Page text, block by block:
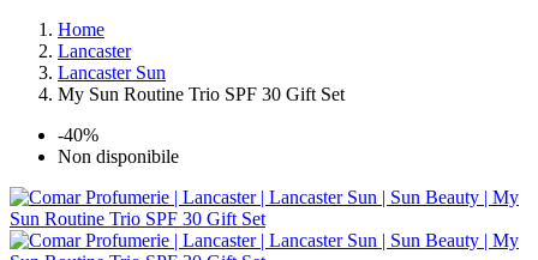
Home
Lancaster
Lancaster Sun
My Sun Routine Trio SPF 30 Gift Set
-40%
Non disponibile